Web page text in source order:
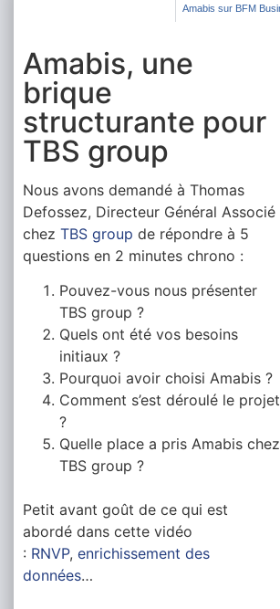
Amabis, une
brique
structurante pour
TBS group
Nous avons demandé à Thomas
Defossez, Directeur Général Associé
chez TBS group de répondre à 5
questions en 2 minutes chrono :
Pouvez-vous nous présenter
TBS group ?
Quels ont été vos besoins
initiaux ?
Pourquoi avoir choisi Amabis ?
Comment s’est déroulé le projet
?
Quelle place a pris Amabis chez
TBS group ?
Petit avant goût de ce qui est
abordé dans cette vidéo
: RNVP, enrichissement des
données…